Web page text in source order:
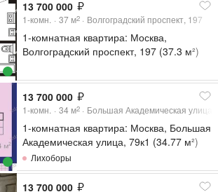
13 700 000
1-комн. 37 м2 Волгоградский проспект, 197
1-комнатная квартира: Москва,
Волгоградский проспект, 197 (37.3 м²)
13 700 000
1-комн. 34 м2 Большая Академическая улица,
1-комнатная квартира: Москва, Большая
Академическая улица, 79к1 (34.77 м²)
Лихоборы
13 700 000